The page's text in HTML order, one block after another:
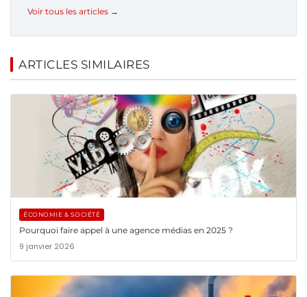
Voir tous les articles →
ARTICLES SIMILAIRES
ÉCONOMIE & SOCIÉTÉ
Pourquoi faire appel à une agence médias en 2025 ?
9 janvier 2026